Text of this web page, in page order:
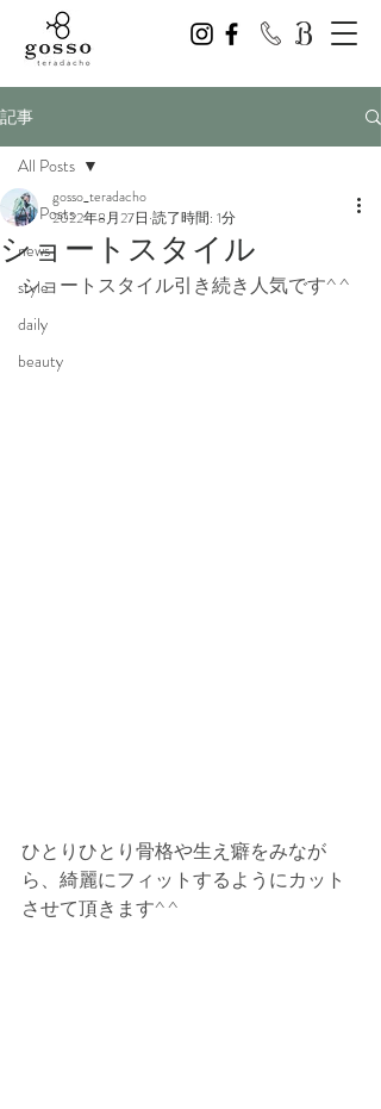
記事
All Posts
news
style
daily
beauty
All Posts
ショートスタイル
gosso_teradacho
2022年8月27日 読了時間: 1分
ショートスタイル引き続き人気です^ ^
ひとりひとり骨格や生え癖をみなが
ら、綺麗にフィットするようにカット
させて頂きます^ ^